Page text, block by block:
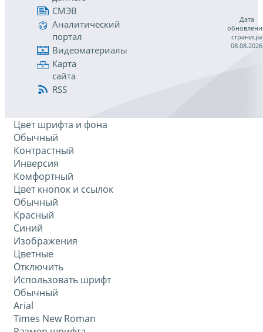
СМЭВ
Аналитический
портал
Видеоматериалы
Карта
сайта
RSS
Дата
страницы
08.08.2026
Цвет шрифта и фона
Обычный
Контрастный
Инверсия
Комфортный
Цвет кнопок и ссылок
Обычный
Красный
Синий
Изображения
Цветные
Отключить
Использовать шрифт
Обычный
Arial
Times New Roman